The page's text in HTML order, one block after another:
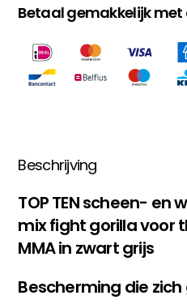
Betaal gemakkelijk met
Beschrijving
TOP TEN scheen- en
mix fight gorilla voor
MMA in zwart grijs
Bescherming die